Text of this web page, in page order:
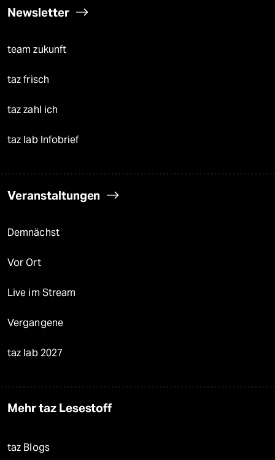
Newsletter
team zukunft
taz frisch
taz zahl ich
taz lab Infobrief
Veranstaltungen
Demnächst
Vor Ort
Live im Stream
Vergangene
taz lab 2027
Mehr taz Lesestoff
taz Blogs